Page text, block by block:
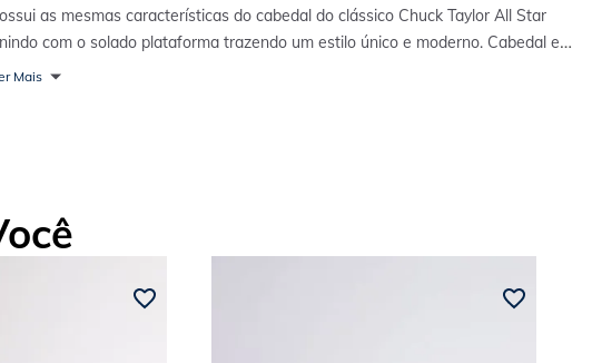
as mesmas características do cabedal do clássico Chuck Taylor All Star
com o solado plataforma trazendo um estilo único e moderno. Cabedal em
para leveza e conforto e solado de borracha garantem melhor aderência.
Mais